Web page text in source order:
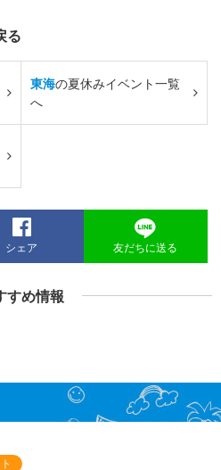
る
東海の夏休みイベント一覧
へ
シェア 友だちに送る
すめ情報